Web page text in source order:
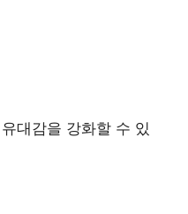
대감을 강화할 수 있